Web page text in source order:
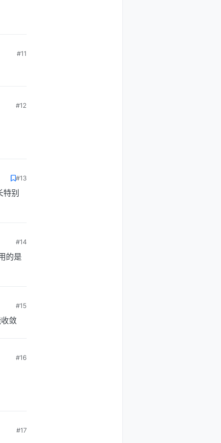
#11
#12
#13
别
#14
的是
#15
敛
#16
#17